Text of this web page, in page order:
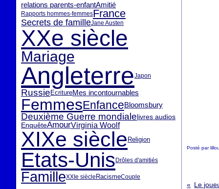
relations parents-enfantAmitié
Rapports hommes-femmesFrance
Secrets de familleJane Austen
XXe siècle
Mariage
AngleterreJapon
RussieEcritureMes incontournables
FemmesEnfanceBloomsbury
Deuxième Guerre mondialelivres audios
EnquêteAmourVirginia Woolf
XIXe siècle Religion
Etats-UnisDrôles d'amitiés
FamilleXXIe siècle RacismeCouple
Posté par
Le